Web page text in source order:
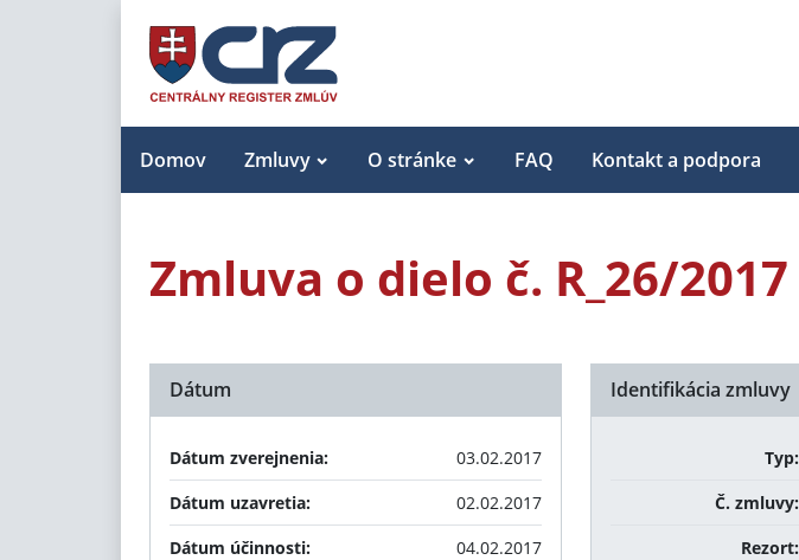
Domov Zmluvy O stránke FAQ Kontakt a podpora
Zmluva o dielo č. R_26/2017
Identifikácia zmluvy
Typ:
Č. zmluvy:
Rezort:
Dátum
Dátum zverejnenia:
03.02.2017
Dátum uzavretia:
02.02.2017
Dátum účinnosti:
04.02.2017